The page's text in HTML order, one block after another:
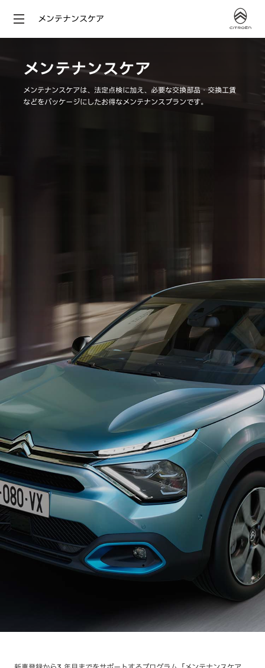
メンテナンスケア
メンテナンスケア
メンテナンスケアは、法定点検に加え、必要な交換部品・交換工賃
などをパッケージにしたお得なメンテナンスプランです。